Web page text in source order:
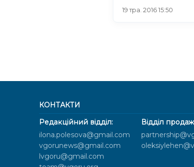
19 тра. 2016 15:50
КОНТАКТИ
Редакційний відділ:
ilona.polesova@gmail.com
vgorunews@gmail.com
lvgoru@gmail.com
Відділ